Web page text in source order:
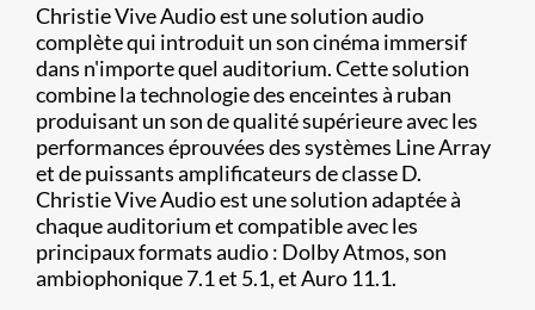
Christie Vive Audio est une solution audio
complète qui introduit un son cinéma immersif
dans n'importe quel auditorium. Cette solution
combine la technologie des enceintes à ruban
produisant un son de qualité supérieure avec les
performances éprouvées des systèmes Line Array
et de puissants amplificateurs de classe D.
Christie Vive Audio est une solution adaptée à
chaque auditorium et compatible avec les
principaux formats audio : Dolby Atmos, son
ambiophonique 7.1 et 5.1, et Auro 11.1.